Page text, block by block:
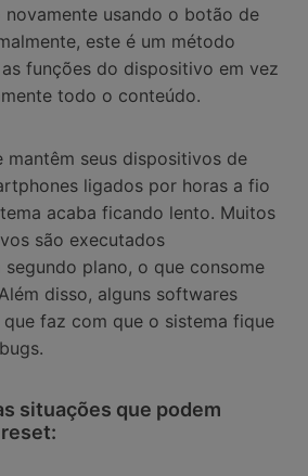
usando o botão de
este é um método
funções do dispositivo em vez
todo o conteúdo.
mantêm seus dispositivos de
ligados por horas a fio
acaba ficando lento. Muitos
são executados
plano, o que consome
disso, alguns softwares
faz com que o sistema fique
situações que podem